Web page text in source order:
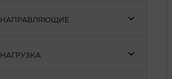
НАПРАВЛЯЮЩИЕ
НАГРУЗКА